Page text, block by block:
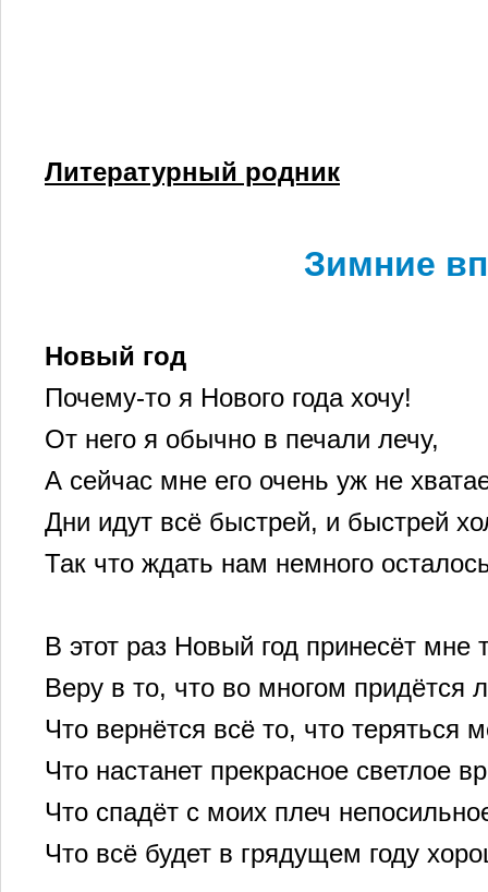
Литературный родник
Зимние
Новый год
Почему-то я Нового года хочу!
От него я обычно в печали лечу,
А сейчас мне его очень уж не
Дни идут всё быстрей, и быстрей
Так что ждать нам немного
В этот раз Новый год принесёт мне
Веру в то, что во многом придётся
Что вернётся всё то, что теряться
Что настанет прекрасное светлое
Что спадёт с моих плеч
Что всё будет в грядущем году